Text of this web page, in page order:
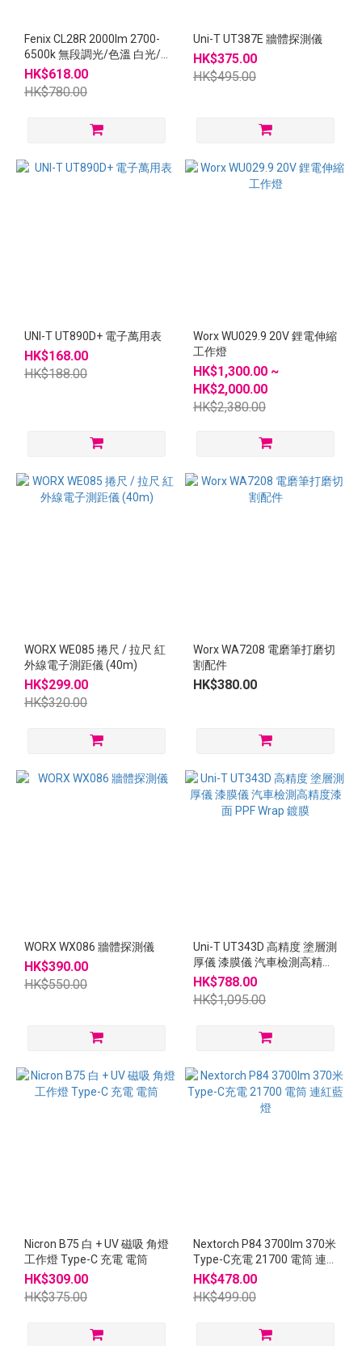
Fenix CL28R 2000lm 2700-
6500k 無段調光/色溫 白光/
紅光 USB-C 磁吸 工作燈 / 營
燈
HK$618.00
HK$780.00
Uni-T UT387E 牆體探測儀
HK$375.00
HK$495.00
UNI-T UT890D+ 電子萬用表
HK$168.00
HK$188.00
Worx WU029.9 20V 鋰電伸縮
工作燈
HK$1,300.00 ~
HK$2,000.00
HK$2,380.00
WORX WE085 捲尺 / 拉尺 紅
外線電子測距儀 (40m)
HK$299.00
HK$320.00
Worx WA7208 電磨筆打磨切
割配件
HK$380.00
WORX WX086 牆體探測儀
HK$390.00
HK$550.00
Uni-T UT343D 高精度 塗層測
厚儀 漆膜儀 汽車檢測高精度
漆面 PPF Wrap 鍍膜
HK$788.00
HK$1,095.00
Nicron B75 白 + UV 磁吸 角燈
工作燈 Type-C 充電 電筒
HK$309.00
HK$375.00
Nextorch P84 3700lm 370米
Type-C充電 21700 電筒 連紅
藍燈
HK$478.00
HK$499.00